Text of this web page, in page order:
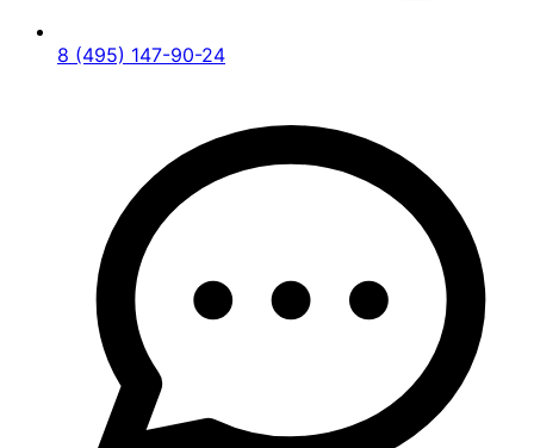
8 (495) 147-90-24